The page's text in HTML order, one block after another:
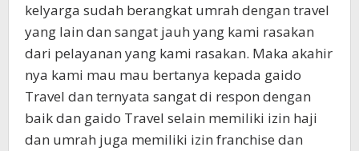
kelyarga sudah berangkat umrah dengan travel
yang lain dan sangat jauh yang kami rasakan
dari pelayanan yang kami rasakan. Maka akahir
nya kami mau mau bertanya kepada gaido
Travel dan ternyata sangat di respon dengan
baik dan gaido Travel selain memiliki izin haji
dan umrah juga memiliki izin franchise dan